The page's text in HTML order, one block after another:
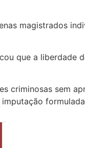
magistrados
que a
criminosas sem